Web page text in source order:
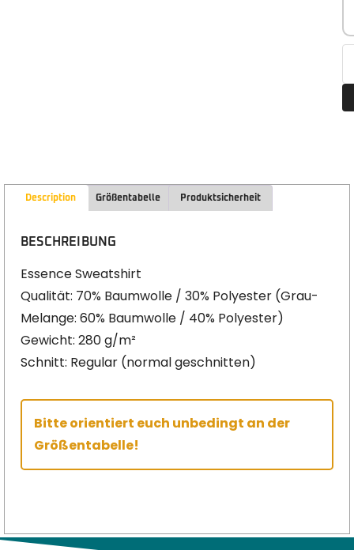
Description Größentabelle Produktsicherheit
BESCHREIBUNG
Essence Sweatshirt
Qualität: 70% Baumwolle / 30% Polyester (Grau-
Melange: 60% Baumwolle / 40% Polyester)
Gewicht: 280 g/m²
Schnitt: Regular (normal geschnitten)
Bitte orientiert euch unbedingt an der
Größentabelle!